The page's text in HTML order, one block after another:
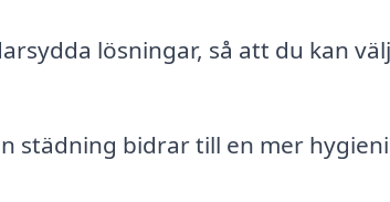
lösningar, så att du kan
städning bidrar till en mer